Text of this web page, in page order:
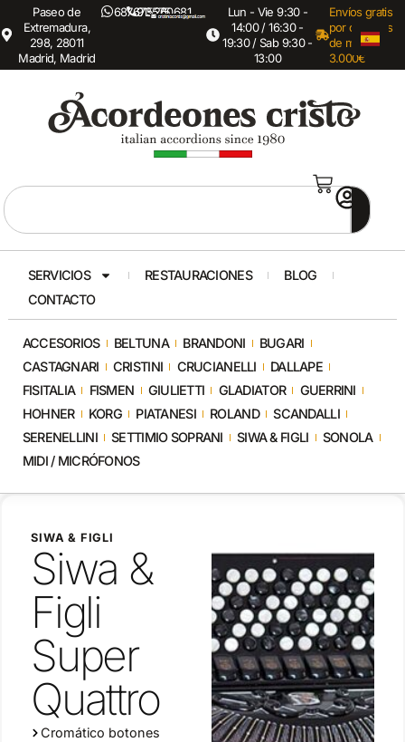
Paseo de
Extremadura,
298, 28011
Madrid, Madrid
687673575
915260681
Lun - Vie 9:30 -
14:00 / 16:30 -
19:30 / Sab 9:30 -
13:00
Envíos gratis
por compras
de mas de
3.000€
ACCESORIOS BELTUNA BRANDONI
BUGARI
CASTAGNARI
CRISTINI CRUCIANELLI
DALLAPE
FISITALIA
FISMEN GIULIETTI GLADIATOR
GUERRINI
HOHNER
KORG PIATANESI ROLAND
SCANDALLI
SERENELLINI
SETTIMIO SOPRANI SIWA & FIGLI
SONOLA
MIDI / MICRÓFONOS
SERVICIOS RESTAURACIONES
BLOG
CONTACTO
SIWA & FIGLI
Siwa &
Figli
Super
Quattro
Cromático botones